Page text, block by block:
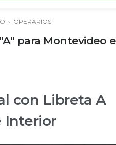
› OPERARIOS
para Montevideo e
con Libreta A
Interior